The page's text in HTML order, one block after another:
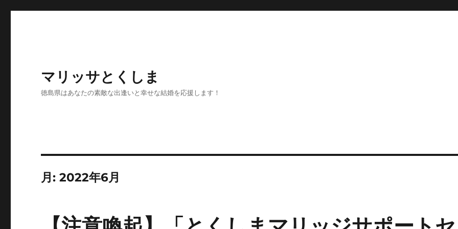
マリッサとくしま
徳島県はあなたの素敵な出逢いと幸せな結婚を応援します！
月:2022年6月